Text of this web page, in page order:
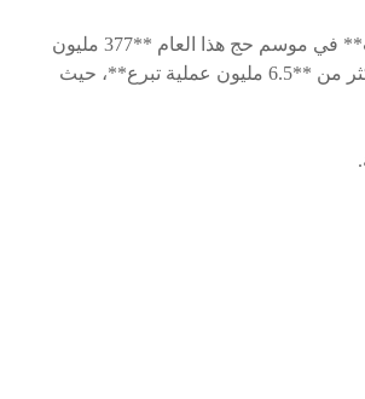
تجاوزت **التبرعات** في موسم حج هذا العام **377 مليون
ريال**، من خلال أكثر من **6.5 مليون عملية تبرع**، حيث